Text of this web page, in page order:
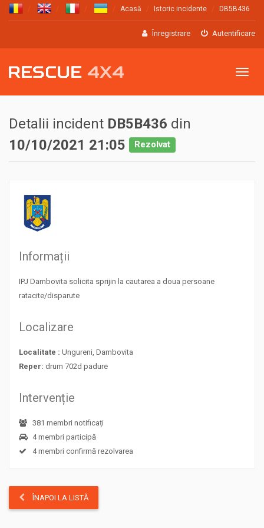
Acasă Istoric incidente DB5B436
Înregistrare Autentificare
Meniu
Detalii incident DB5B436 din
10/10/2021 21:05
Rezolvat
Informații
IPJ Dambovita solicita sprijin la cautarea a doua persoane
ratacite/disparute
Localizare
Localitate : Ungureni, Dambovita
Reper: drum 702d padure
Intervenție
381 membri notificați
4 membri participă
4 membri confirmă rezolvarea
ÎNAPOI LA LISTĂ